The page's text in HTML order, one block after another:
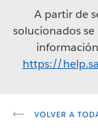
A partir de
solucionados
https://
VOLVER A